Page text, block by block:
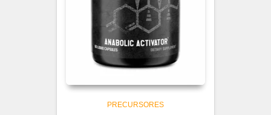
PRECURSORES